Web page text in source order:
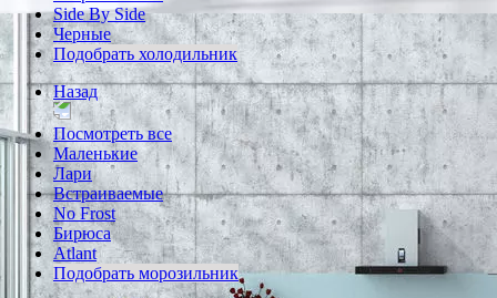
Side By Side
Черные
Подобрать холодильник
Назад
Посмотреть все
Маленькие
Лари
Встраиваемые
No Frost
Бирюса
Atlant
Подобрать морозильник